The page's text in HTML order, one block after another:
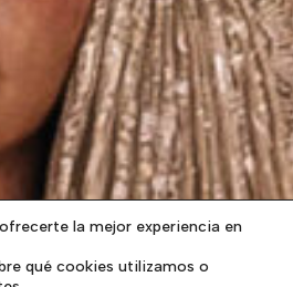
la mejor experiencia en
qué cookies utilizamos o